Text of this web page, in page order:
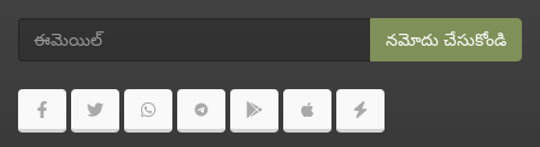
నమోదు చేసుకోండి